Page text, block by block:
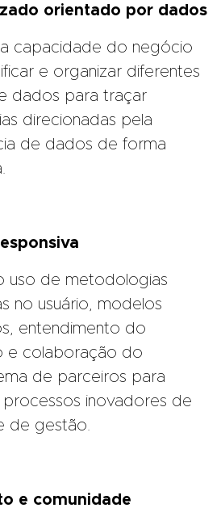
orientado por dados
a capacidade do negócio
e organizar diferentes
dados para traçar
direcionadas pela
de dados de forma
uso de metodologias
no usuário, modelos
entendimento do
e colaboração do
de parceiros para
processos inovadores de
de gestão.
e comunidade